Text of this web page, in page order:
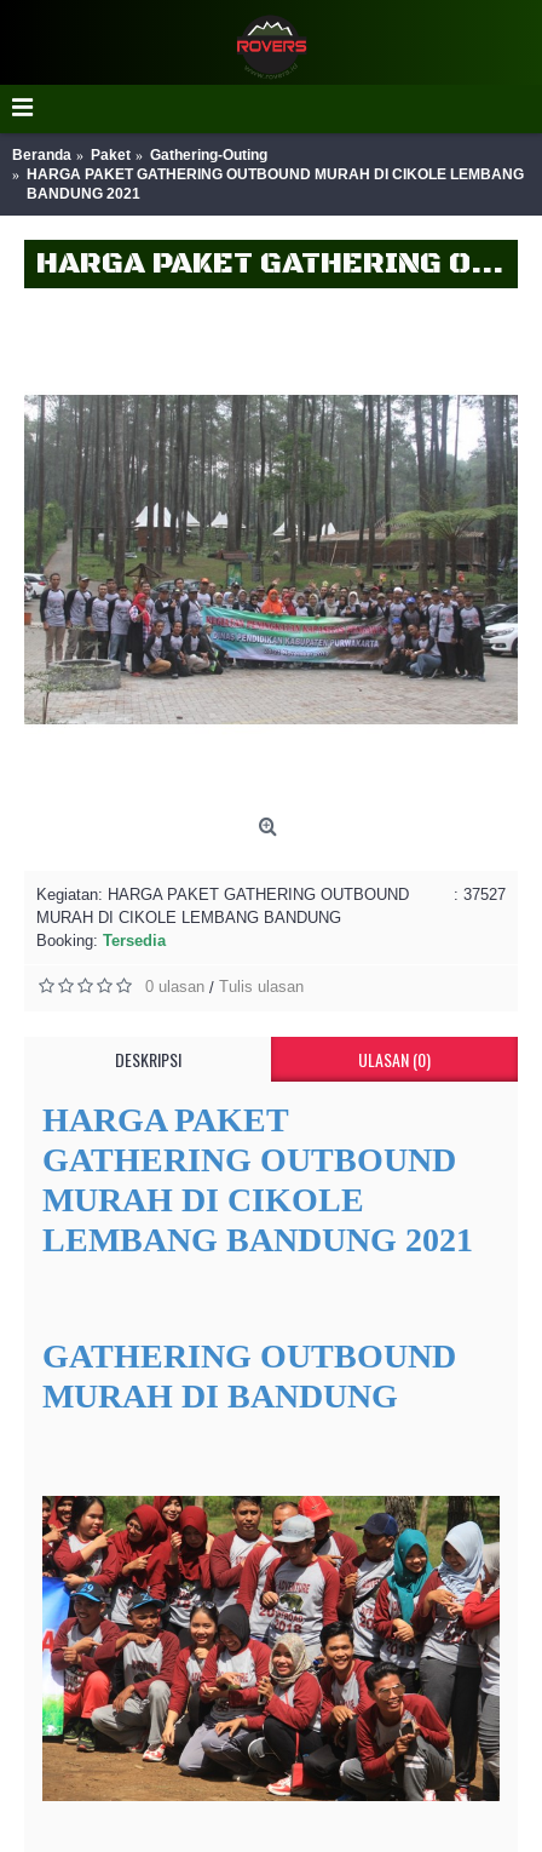
Beranda Paket
Gathering-Outing
HARGA PAKET GATHERING OUTBOUND MURAH DI CIKOLE LEMBANG
BANDUNG 2021
HARGA PAKET GATHERING OUTBOUND MURAH DI CIKOLE LEMBANG BANDUNG 2021
: 37527
Kegiatan: HARGA PAKET GATHERING OUTBOUND
MURAH DI CIKOLE LEMBANG BANDUNG
Booking: Tersedia
0 ulasan / Tulis ulasan
DESKRIPSI ULASAN (0)
HARGA PAKET
GATHERING OUTBOUND
MURAH DI CIKOLE
LEMBANG BANDUNG 2021
GATHERING OUTBOUND
MURAH DI BANDUNG